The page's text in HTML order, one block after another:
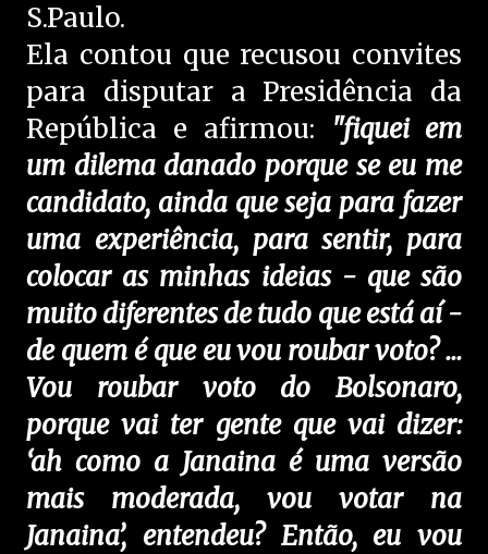
S.Paulo.
Ela contou que recusou convites
para disputar a Presidência da
República e afirmou: "fiquei em
um dilema danado porque se eu me
candidato, ainda que seja para fazer
uma experiência, para sentir, para
colocar as minhas ideias - que são
muito diferentes de tudo que está aí -
de quem é que eu vou roubar voto? ...
Vou roubar voto do Bolsonaro,
porque vai ter gente que vai dizer:
‘ah como a Janaina é uma versão
mais moderada, vou votar na
Janaina’, entendeu? Então, eu vou